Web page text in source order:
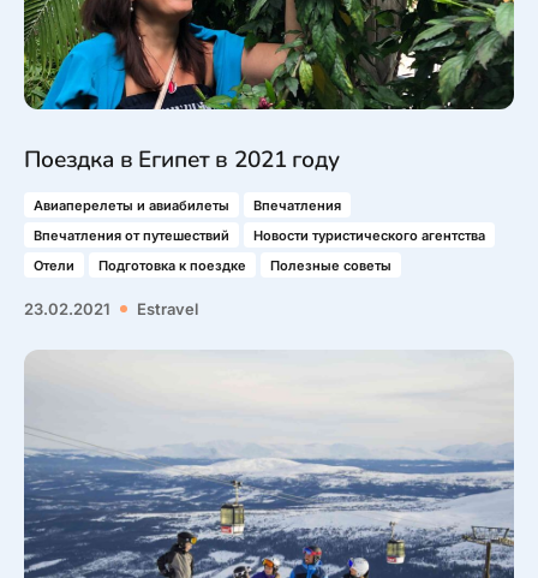
Поездка в Египет в 2021 году
Авиаперелеты и авиабилеты
Впечатления
Впечатления от путешествий
Новости туристического агентства
Отели
Подготовка к поездке Полезные советы
23.02.2021 Estravel